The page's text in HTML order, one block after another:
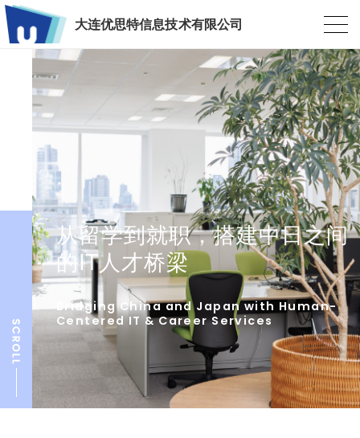
大连优思特信息技术有限公司
从留学到就职，搭建中日之间
的IT人才桥梁
Bridging China and Japan with Human-
Centered IT & Career Services